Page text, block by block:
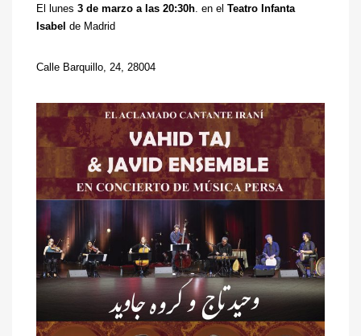
El lunes 3 de marzo a las 20:30h. en el Teatro Infanta
Isabel de Madrid
Calle Barquillo, 24, 28004